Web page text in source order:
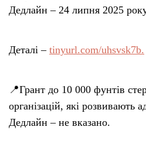
Дедлайн – 24 липня 2025
Деталі – tinyurl.com/uhsvsk7b.
📍Грант до 10 000 фунтів
організацій, які розвивають
Дедлайн – не вказано.